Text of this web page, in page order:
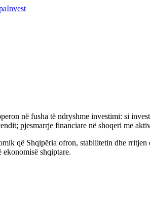
në fusha të ndryshme investimi: si
pjesmarrje financiare në shoqeri me
që Shqipëria ofron, stabilitetin dhe
ekonomisë shqiptare.